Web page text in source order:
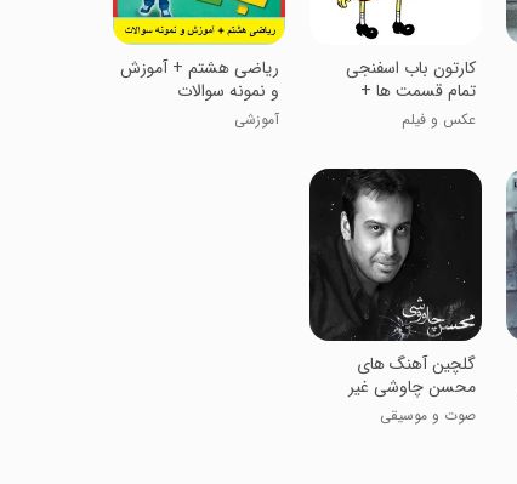
کارتون باب اسفنجی
تمام قسمت ها +
تصاویر
عکس و فیلم
ریاضی هشتم + آموزش
و نمونه سوالات
آموزشی
گلچین آهنگ های
محسن چاوشی غیر
رسمی
صوت و موسیقی